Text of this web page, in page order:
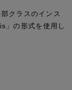
クラスのインス
」の形式を使用し